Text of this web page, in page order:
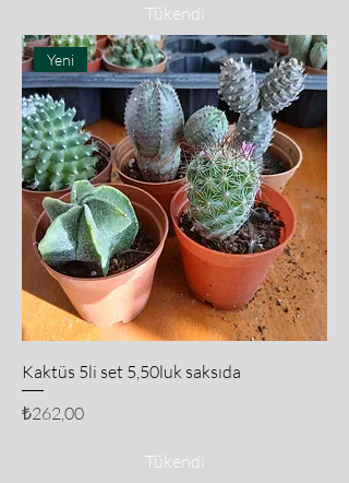
Tükendi
Yeni
Kaktüs 5li set 5,50luk saksıda
Fiyat
₺262,00
Tükendi